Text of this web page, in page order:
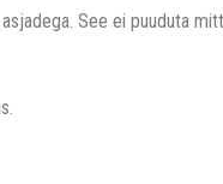
See ei puuduta